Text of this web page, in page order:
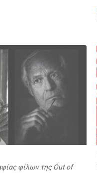
φίλων της Out of